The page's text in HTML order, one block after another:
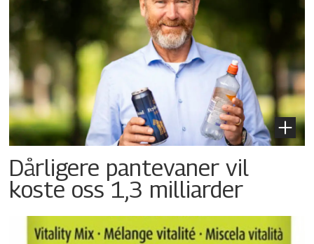
Dårligere pantevaner vil
koste oss 1,3 milliarder